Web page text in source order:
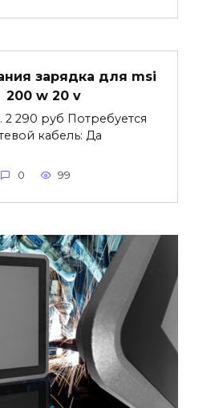
зарядка для msi
200 w 20 v
2 290 руб Потребуется
кабель: Да
0 99